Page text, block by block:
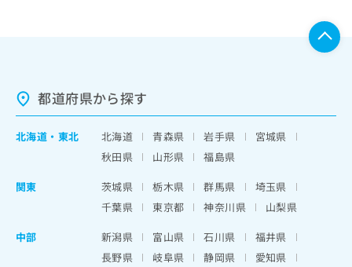
都道府県から探す
北海道 ・ 東北 北海道 青森県 岩手県
宮城県
秋田県
山形県
福島県
関東
茨城県 栃木県 群馬県
埼玉県
千葉県
東京都 神奈川県
山梨県
中部
新潟県 富山県 石川県
福井県
長野県
岐阜県 静岡県
愛知県